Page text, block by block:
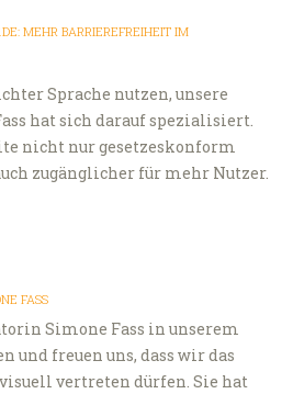
MEHR BARRIEREFREIHEIT IM
Sprache nutzen, unsere
hat sich darauf spezialisiert.
nicht nur gesetzeskonform
zugänglicher für mehr Nutzer.
FASS
Simone Fass in unserem
und freuen uns, dass wir das
vertreten dürfen. Sie hat